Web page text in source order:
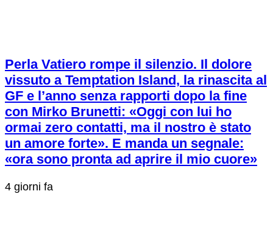
Perla Vatiero rompe il silenzio. Il dolore
vissuto a Temptation Island, la rinascita al
GF e l’anno senza rapporti dopo la fine
con Mirko Brunetti: «Oggi con lui ho
ormai zero contatti, ma il nostro è stato
un amore forte». E manda un segnale:
«ora sono pronta ad aprire il mio cuore»
4 giorni fa